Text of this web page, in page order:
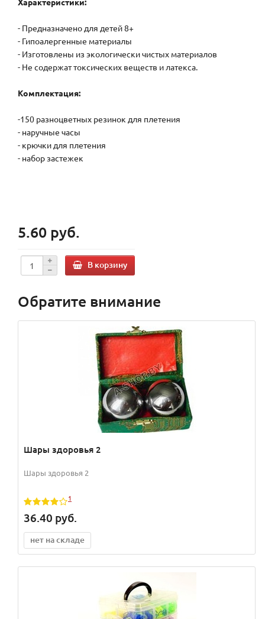
- Предназначено для детей 8+
- Гипоалергенные материалы
- Изготовлены из экологически чистых материалов
- Не содержат токсических веществ и латекса.
Комплектация:
-150 разноцветных резинок для плетения
- наручные часы
- крючки для плетения
- набор застежек
5.60 руб.
В корзину
Обратите внимание
Шары здоровья 2
Шары здоровья 2
1
36.40 руб.
нет на складе